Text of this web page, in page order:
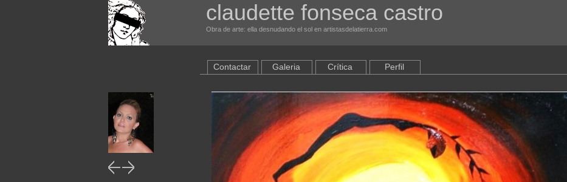
claudette fonseca castro
Obra de arte: ella desnudando el sol en artistasdelatierra.com
Contactar Galeria Crítica Perfil